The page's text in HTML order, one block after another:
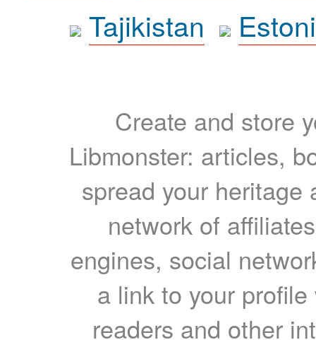
Tajikistan
Create and store
Libmonster: articles,
spread your heritage
network of
engines, social
a link to your
readers and other